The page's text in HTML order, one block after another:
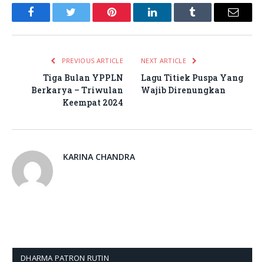
FacebookTwitter Pinterest LinkedInTumblr Email
PREVIOUS ARTICLE
Tiga Bulan YPPLN
Berkarya – Triwulan
Keempat 2024
NEXT ARTICLE
Lagu Titiek Puspa Yang
Wajib Direnungkan
KARINA CHANDRA
DHARMA PATRON RUTIN